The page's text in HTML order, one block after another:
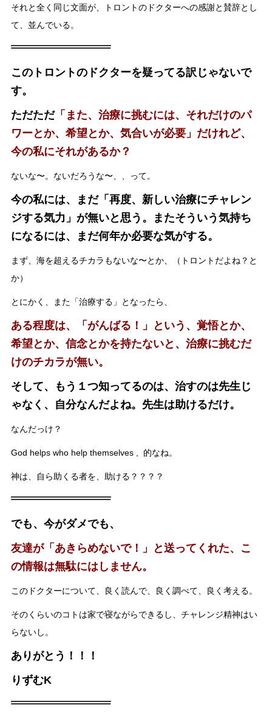
それと全く同じ文面が、トロントのドクターへの感謝と賛辞とし
て、並んでいる。
このトロントのドクターを疑ってる訳じゃないで
す。
ただただ「また、治療に挑むには、それだけのパ
ワーとか、希望とか、気合いが必要」だけれど、
今の私にそれがあるか？
ないな〜。ないだろうな〜、、って。
今の私には、まだ「再度、新しい治療にチャレン
ジする気力」が無いと思う。またそういう気持ち
になるには、まだ何年か必要な気がする。
まず、海を超えるチカラもないな〜とか、（トロントだよね？と
か）
とにかく、また「治療する」となったら、
ある程度は、「がんばる！」という、覚悟とか、
希望とか、信念とかを持たないと、治療に挑むだ
けのチカラが無い。
そして、もう１つ知ってるのは、治すのは先生じ
ゃなく、自分なんだよね。 先生は助けるだけ。
なんだっけ？
God helps who help themselves , 的なね。
神は、自ら助くる者を、助ける？？？？
でも、今がダメでも、
友達が「あきらめないで！」と送ってくれた、こ
の情報は無駄にはしません。
このドクターについて、良く読んで、良く調べて、良く考える。
そのくらいのコトは家で寝ながらできるし、チャレンジ精神はい
らないし。
ありがとう！！！
りずむK